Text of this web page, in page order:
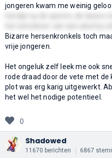
jongeren kwam me weinig
Bizarre hersenkronkels toch
vrije jongeren.
Het ongeluk zelf leek me ook
rode draad door de vete met
plot was erg karig uitgewerkt.
het wel het nodige potentieel.
0
Shadowed
11670 berichten 6867